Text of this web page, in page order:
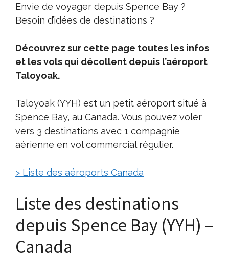
Envie de voyager depuis Spence Bay ?
Besoin d’idées de destinations ?
Découvrez sur cette page toutes les infos
et les vols qui décollent depuis l’aéroport
Taloyoak.
Taloyoak (YYH) est un petit aéroport situé à
Spence Bay, au Canada. Vous pouvez voler
vers 3 destinations avec 1 compagnie
aérienne en vol commercial régulier.
> Liste des aéroports Canada
Liste des destinations
depuis Spence Bay (YYH) –
Canada